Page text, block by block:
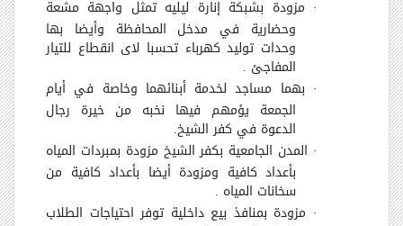
· مزودة بشبكة إنارة ليليه تمثل واجهة مشعة
وحضارية في مدخل المحافظة وأيضا بها
وحدات توليد كهرباء تحسبا لاى انقطاع للتيار
المفاجئ .
· بهما مساجد لخدمة أبنائهما وخاصة في أيام
الجمعة يؤمهم فيها نخبه من خيرة رجال
الدعوة في كفر الشيخ.
· المدن الجامعية بكفر الشيخ مزودة بمبردات المياه
بأعداد كافية ومزودة أيضا بأعداد كافية من
سخانات المياه .
· مزودة بمنافذ بيع داخلية توفر احتياجات الطلاب